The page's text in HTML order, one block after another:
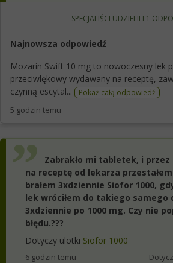
SPECJALIŚCI UDZIELILI 1
Najnowsza odpowiedź
Mozarin Swift 10 mg to nowoczesny lek
przeciwlękowy wydawany na receptę,
czynną escytal...
Pokaż całą odpowiedź
5 godzin temu
Zabrakło mi tabletek, i
na receptę od lekarza
brałem 3xdziennie Siofor 1000,
lek wróciłem do takiego samego
3xdziennie po 1000 mg. Czy nie
błędu.???
Dotyczy ulotki Siofor 1000
6 godzin temu